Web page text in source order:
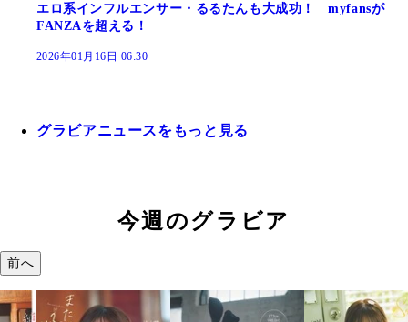
エロ系インフルエンサー・るるたんも大成功！ myfansが
FANZAを超える！
2026年01月16日 06:30
グラビアニュースをもっと見る
今週のグラビア
前へ